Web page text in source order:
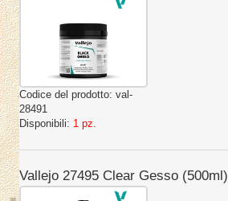
Codice del prodotto: val-
28491
Disponibili: 1 pz.
Vallejo 27495 Clear Gesso (500ml)